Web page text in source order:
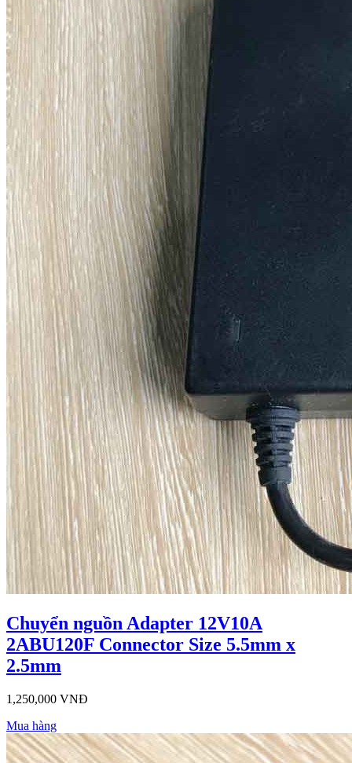
Chuyển nguồn Adapter 12V10A
2ABU120F Connector Size 5.5mm x
2.5mm
1,250,000 VNĐ
Mua hàng